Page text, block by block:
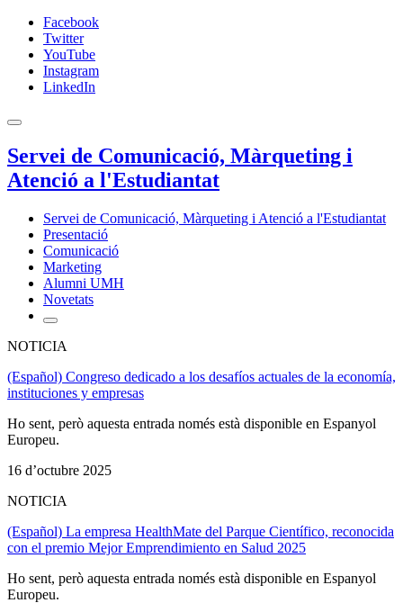
Facebook
Twitter
YouTube
Instagram
LinkedIn
Servei de Comunicació, Màrqueting i
Atenció a l'Estudiantat
Servei de Comunicació, Màrqueting i Atenció a l'Estudiantat
Presentació
Comunicació
Marketing
Alumni UMH
Novetats
NOTICIA
(Español) Congreso dedicado a los desafíos actuales de la economía,
instituciones y empresas
Ho sent, però aquesta entrada només està disponible en Espanyol
Europeu.
16 d’octubre 2025
NOTICIA
(Español) La empresa HealthMate del Parque Científico, reconocida
con el premio Mejor Emprendimiento en Salud 2025
Ho sent, però aquesta entrada només està disponible en Espanyol
Europeu.